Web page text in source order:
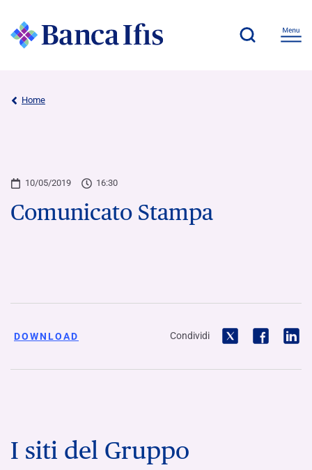
Home
10/05/2019 16:30
Comunicato Stampa
DOWNLOAD Condividi
I siti del Gruppo